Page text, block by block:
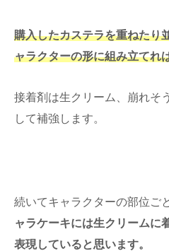
購入したカステラを重ねたり
ャラクターの形に組み立てれ
接着剤は生クリーム、崩れそ
して補強します。
続いてキャラクターの部位ご
ャラケーキには生クリームに
表現していると思います。